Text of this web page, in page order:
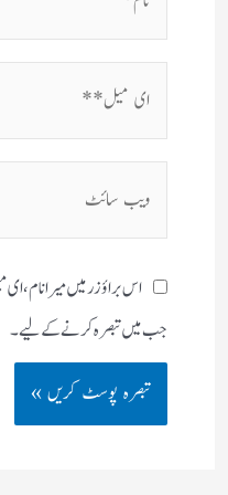
اس براؤزر میں میرا نام،
جب میں تبصرہ کرنے کےلیے۔